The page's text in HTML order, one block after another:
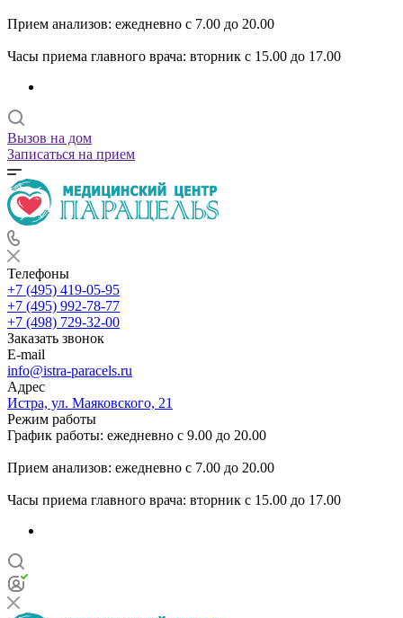
Прием анализов: ежедневно с 7.00 до 20.00
Часы приема главного врача: вторник с 15.00 до 17.00
Вызов на дом
Записаться на прием
Телефоны
+7 (495) 419-05-95
+7 (495) 992-78-77
+7 (498) 729-32-00
Заказать звонок
E-mail
info@istra-paracels.ru
Адрес
Истра, ул. Маяковского, 21
Режим работы
График работы: ежедневно с 9.00 до 20.00
Прием анализов: ежедневно с 7.00 до 20.00
Часы приема главного врача: вторник с 15.00 до 17.00